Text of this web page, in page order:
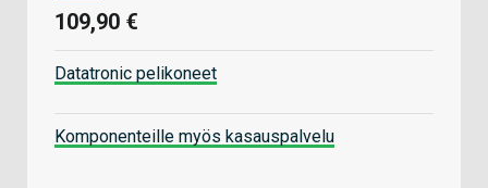
109,90 €
Datatronic pelikoneet
Komponenteille myös kasauspalvelu